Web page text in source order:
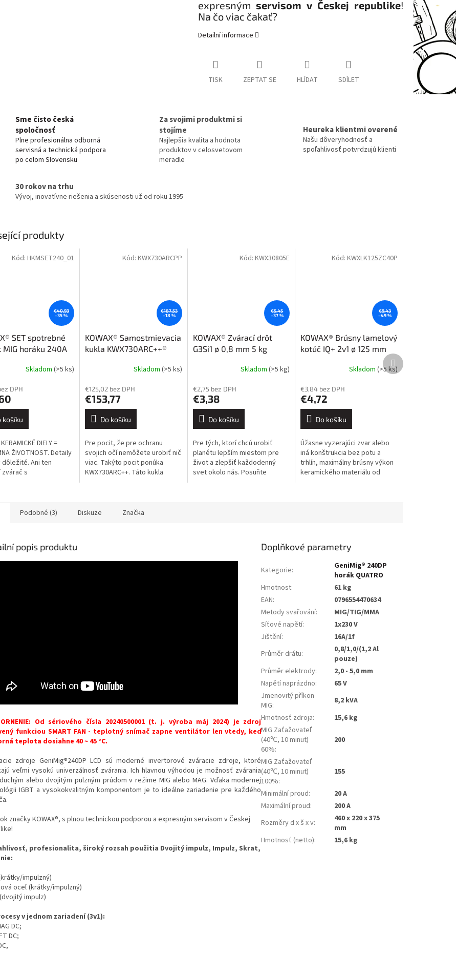
expresnýmservisom v Českej republike!
Na čo viac čakať?
Detailní informace
TISK ZEPTAT SE HLÍDAT SDÍLET
Sme čisto česká
spoločnosť
Plne profesionálna odborná
servisná a technická podpora
po celom Slovensku
Za svojimi produktmi si
stojíme
Najlepšia kvalita a hodnota
produktov v celosvetovom
meradle
Heureka klientmi overené
Našu dôveryhodnosť a
spoľahlivosť potvrdzujú klienti
30 rokov na trhu
Vývoj, inovatívne riešenia a skúsenosti už od roku 1995
produkty
€40,93
–35 %
SET spotrebné
MIG horáku 240A
Skladom (>5 ks)
DPH
košíku
DIELY =
ŽIVOTNOST. Detaily
dôležité. Ani ten
s
Kód: HKMSET240_01
€187,53
–18 %
KOWAX® Samostmievacia
kukla KWX730ARC++®
Skladom (>5 ks)
€125,02 bez DPH
€153,77
Do košíku
Pre pocit, že pre ochranu
svojich očí nemôžete urobiť nič
viac. Takýto pocit ponúka
KWX730ARC++. Táto kukla
Kód: KWX730ARCPP
€5,45
–37 %
KOWAX® Zvárací drôt
G3Si1 ø 0,8 mm 5 kg
Skladom(>5 kg)
€2,75 bez DPH
€3,38
Do košíku
Pre tých, ktorí chcú urobiť
planétu lepším miestom pre
život a zlepšiť každodenný
svet okolo nás. Posuňte
Kód:KWX30805E
€9,43
–49 %
KOWAX® Brúsny lamelový
kotúč IQ+ 2v1 ø 125 mm
Skladom (>5 ks)
€3,84 bez DPH
€4,72
Do košíku
Úžasne vyzerajúci zvar alebo
iná konštrukcia bez potu a
trhlín, maximálny brúsny výkon
keramického materiálu od
Kód: KWXLK125ZC40P
Další
produkt
Podobné (3) Diskuze Značka
popis produktu
Od sériového čísla 20240500001 (t. j. výroba máj 2024) je zdroj
funkciou SMART FAN - teplotný snímač zapne ventilátor len vtedy, keď
teplota dosiahne 40 ~ 45 °C.
zdroje GeniMig®240DP LCD sú moderné invertorové zváracie zdroje, ktoré
veľmi vysokú univerzálnosť zvárania. Ich hlavnou výhodou je možnosť zvárania
alebo dvojitým pulzným prúdom v režime MIG alebo MAG. Vďaka modernej
IGBT a vysokokvalitným komponentom je to ideálne zariadenie pre každého
značky KOWAX®, s plnou technickou podporou a expresným servisom v Českej
profesionalita, široký rozsah použitia Dvojitý impulz, Impulz, Skrat,
impulzný)
oceľ (krátky/impulzný)
impulz)
v jednom zariadení (3v1):
DC;
DC;
Doplňkové parametry
Kategorie:
GeniMig® 240DP
horák QUATRO
Hmotnost:
61 kg
EAN:
0796554470634
Metody svařování:
MIG/TIG/MMA
Síťové napětí:
1x230 V
Jištění:
16A/1f
Průměr drátu:
0,8/1,0/(1,2 Al
pouze)
Průměr elektrody:
2,0 - 5,0 mm
Napětí naprázdno:
65 V
Jmenovitý příkon
MIG:
8,2 kVA
Hmotnosť zdroja:
15,6 kg
MIG Zaťažovateľ
(40℃, 10 minut)
60%:
200
MIG Zaťažovateľ
(40℃, 10 minut)
100%:
155
Minimální proud:
20 A
Maximální proud:
200 A
Rozměry d x š x v:
460 x 220 x 375
mm
Hmotnosť (netto): 15,6 kg